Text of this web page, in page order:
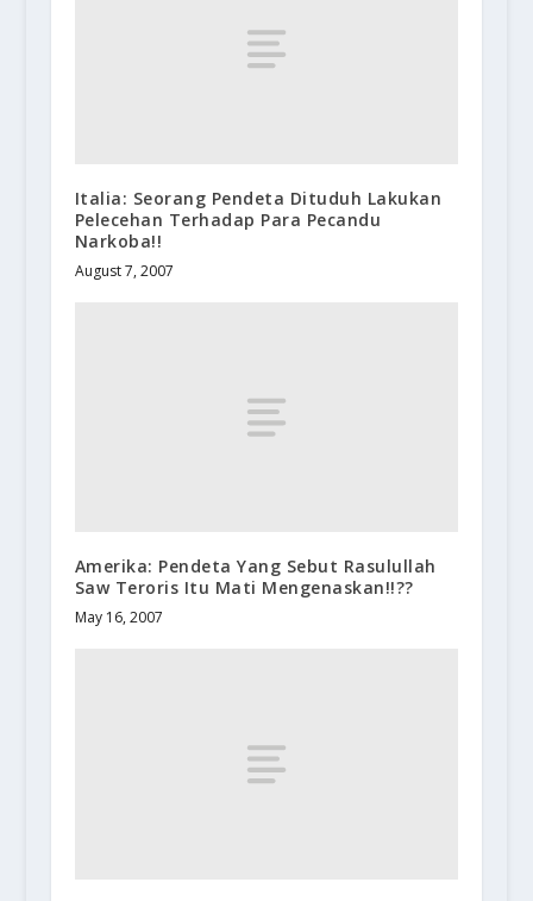
Italia: Seorang Pendeta Dituduh Lakukan
Pelecehan Terhadap Para Pecandu
Narkoba!!
August 7, 2007
Amerika: Pendeta Yang Sebut Rasulullah
Saw Teroris Itu Mati Mengenaskan!!??
May 16, 2007